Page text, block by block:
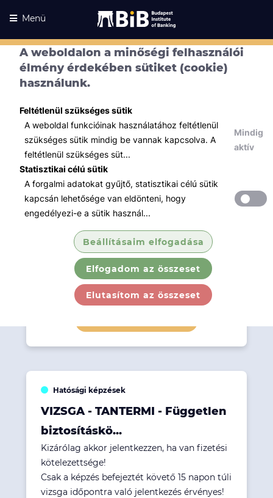
A weboldalon a minőségi felhasználói
élmény érdekében sütiket (cookie)
használunk.
Feltétlenül szükséges sütik
A weboldal funkcióinak használatához feltétlenül
szükséges sütik mindig be vannak kapcsolva. A
feltétlenül szükséges süt...
Mindig
aktív
Statisztikai célú sütik
A forgalmi adatokat gyűjtő, statisztikai célú sütik
kapcsán lehetősége van eldönteni, hogy
engedélyezi-e a sütik használ...
Beállításaim elfogadása
Elfogadom az összeset
Elutasítom az összeset
Menü
Kurzusaink Kurzusaink
Minden témában
Összes
Hatósági képzések
VIZSGA - TANTERMI - Függő
biztosításközvet...
Kizárólag akkor jelentkezzen, ha van fizetési
kötelezettsége!
vizsga időpontra való jelentkezés érvényes!
KURZUS IDŐPONTJA
2026. 09. 01.
28 500 Ft
Hatósági képzések
VIZSGA - TANTERMI - Független
biztosításkö...
Kizárólag akkor jelentkezzen, ha van fizetési
kötelezettsége!
Csak a képzés befejeztét követő 15 napon túli
vizsga időpontra való jelentkezés érvényes!